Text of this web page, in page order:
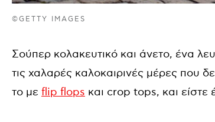
©GETTY IMAGES
Σούπερ κολακευτικό και άνετο, ένα
τις χαλαρές καλοκαιρινές μέρες που
το με flip flops και crop tops, και είστε